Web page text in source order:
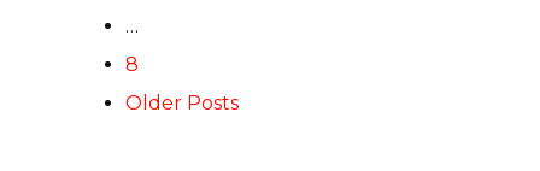
…
8
Older Posts